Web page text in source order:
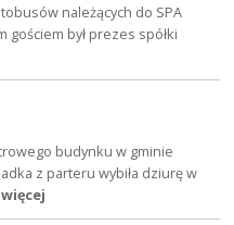
należących do SPA
gościem był prezes spółki
budynku w gminie
z parteru wybiła dziurę w